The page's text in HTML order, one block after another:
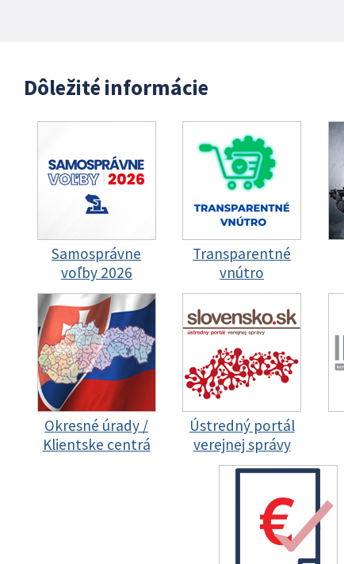
Dôležité informácie
Samosprávne
voľby 2026
Transparentné
vnútro
Okresné úrady /
Klientske centrá
Ústredný portál
verejnej správy